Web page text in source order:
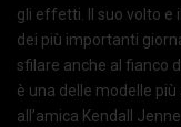
gli effetti. Il suo volto e
dei più importanti
sfilare anche al fianco
è una delle modelle
all’amica Kendall